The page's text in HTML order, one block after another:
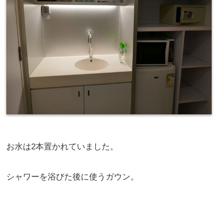
お水は2本置かれていました。
シャワーを浴びた後に使うガウン。